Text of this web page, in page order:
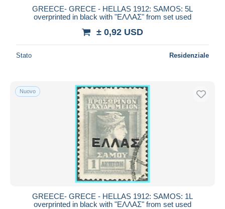
GREECE- GRECE - HELLAS 1912: SAMOS: 5L
overprinted in black with "ΕΛΛΑΣ" from set used
± 0,92 USD
Stato Residenziale
Nuovo
GREECE- GRECE - HELLAS 1912: SAMOS: 1L
overprinted in black with "ΕΛΛΑΣ" from set used